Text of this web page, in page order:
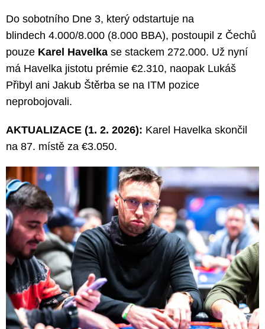
Do sobotního Dne 3, který odstartuje na
blindech 4.000/8.000 (8.000 BBA), postoupil z Čechů
pouze Karel Havelka se stackem 272.000. Už nyní
má Havelka jistotu prémie €2.310, naopak Lukáš
Přibyl ani Jakub Štěrba se na ITM pozice
neprobojovali.
AKTUALIZACE (1. 2. 2026): Karel Havelka skončil
na 87. místě za €3.050.